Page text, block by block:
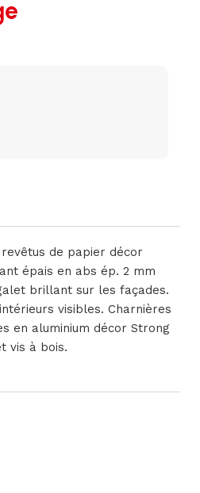
de papier décor
épais en abs ép. 2 mm
brillant sur les façades.
visibles. Charnières
en aluminium décor Strong
vis à bois.